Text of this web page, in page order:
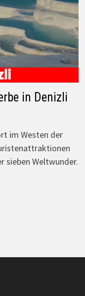
in Denizli
im Westen der
sieben Weltwunder.